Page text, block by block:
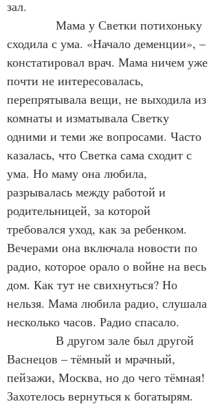
зал.
Мама у Светки потихоньку
сходила с ума. «Начало деменции», –
констатировал врач. Мама ничем уже
почти не интересовалась,
перепрятывала вещи, не выходила из
комнаты и изматывала Светку
одними и теми же вопросами. Часто
казалась, что Светка сама сходит с
ума. Но маму она любила,
разрывалась между работой и
родительницей, за которой
требовался уход, как за ребенком.
Вечерами она включала новости по
радио, которое орало о войне на весь
дом. Как тут не свихнуться? Но
нельзя. Мама любила радио, слушала
несколько часов. Радио спасало.
В другом зале был другой
Васнецов – тёмный и мрачный,
пейзажи, Москва, но до чего тёмная!
Захотелось вернуться к богатырям.